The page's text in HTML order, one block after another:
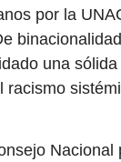
por la
una sólida
Nacional